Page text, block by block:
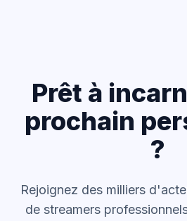
Prêt à
prochain
?
Rejoignez des milliers
de streamers